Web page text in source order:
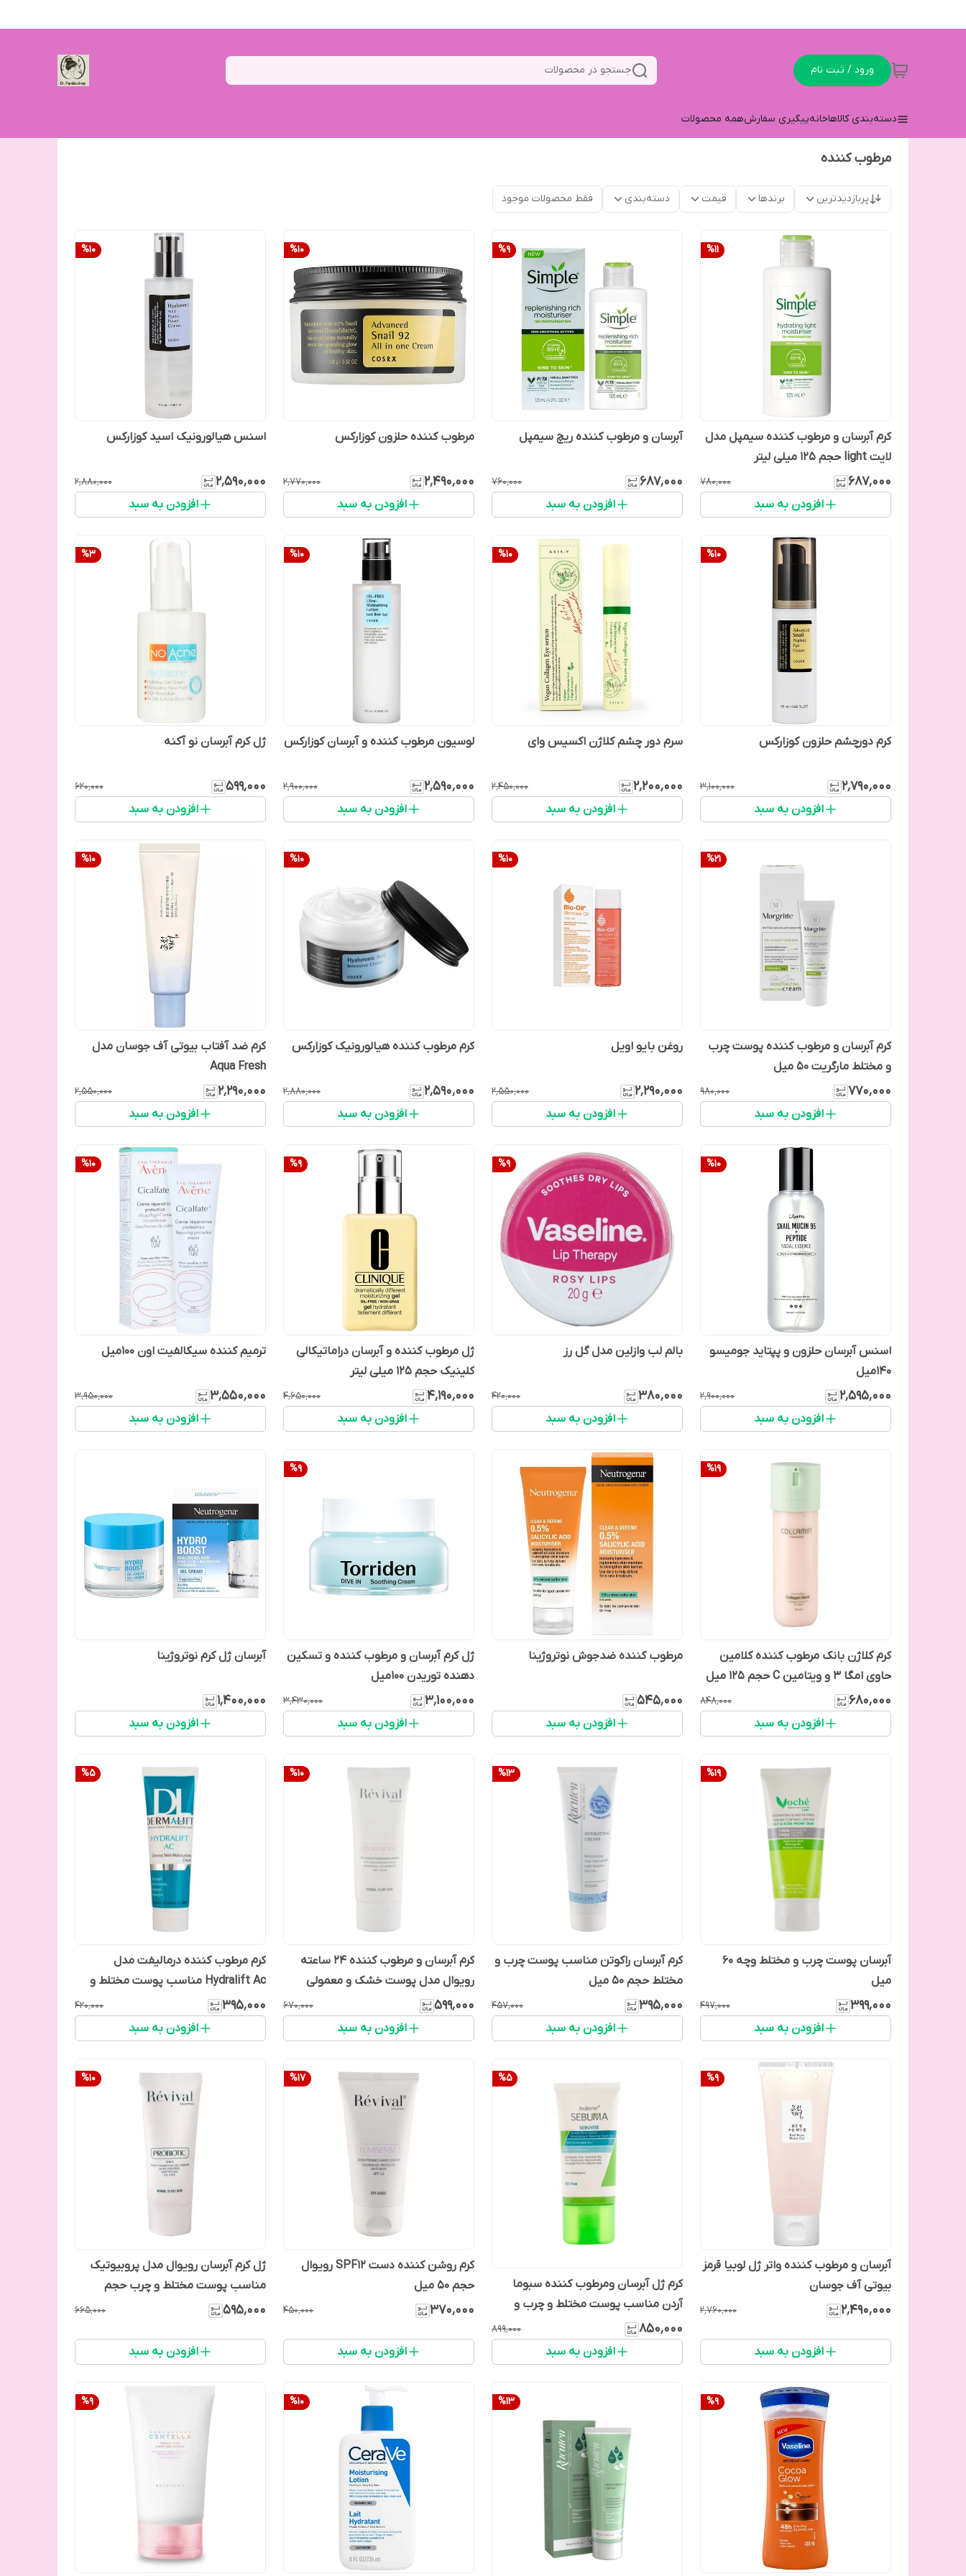
ورود / ثبت نام جستجو در محصولات
دسته‌بندی کالاهاخانهپیگیری سفارشهمه محصولات
مرطوب کننده
پربازدیدترین برندها قیمت دسته‌بندی فقط محصولات موجود
%11
کرم آبرسان و مرطوب کننده سیمپل مدل
لایت light حجم 125 میلی لیتر
۶۸۷٬۰۰۰ ۷۸۰٬۰۰۰
افزودن به سبد
%9
آبرسان و مرطوب کننده ریچ سیمپل
۶۸۷٬۰۰۰ ۷۶۰٬۰۰۰
افزودن به سبد
%10
مرطوب کننده حلزون کوزارکس
۲٬۴۹۰٬۰۰۰ ۲٬۷۷۰٬۰۰۰
افزودن به سبد
%10
اسنس هیالورونیک اسید کوزارکس
۲٬۵۹۰٬۰۰۰ ۲٬۸۸۰٬۰۰۰
افزودن به سبد
%10
کرم دورچشم حلزون کوزارکس
۲٬۷۹۰٬۰۰۰ ۳٬۱۰۰٬۰۰۰
افزودن به سبد
%10
سرم دور چشم کلاژن اکسیس وای
۲٬۲۰۰٬۰۰۰ ۲٬۴۵۰٬۰۰۰
افزودن به سبد
%10
لوسیون مرطوب کننده و آبرسان کوزارکس
۲٬۵۹۰٬۰۰۰ ۲٬۹۰۰٬۰۰۰
افزودن به سبد
%3
ژل کرم آبرسان نو آکنه
۵۹۹٬۰۰۰ ۶۲۰٬۰۰۰
افزودن به سبد
%21
کرم آبرسان و مرطوب کننده پوست چرب
و مختلط مارگریت 50 میل
۷۷۰٬۰۰۰ ۹۸۰٬۰۰۰
افزودن به سبد
%10
روغن بایو اویل
۲٬۲۹۰٬۰۰۰ ۲٬۵۵۰٬۰۰۰
افزودن به سبد
%10
کرم مرطوب کننده هیالورونیک کوزارکس
۲٬۵۹۰٬۰۰۰ ۲٬۸۸۰٬۰۰۰
افزودن به سبد
%10
کرم ضد آفتاب بیوتی آف جوسان مدل
Aqua Fresh
۲٬۲۹۰٬۰۰۰ ۲٬۵۵۰٬۰۰۰
افزودن به سبد
%10
اسنس آبرسان حلزون و پپتاید جومیسو
140میل
۲٬۵۹۵٬۰۰۰ ۲٬۹۰۰٬۰۰۰
افزودن به سبد
%9
بالم لب وازلین مدل گل رز
۳۸۰٬۰۰۰ ۴۲۰٬۰۰۰
افزودن به سبد
%9
ژل مرطوب کننده و آبرسان دراماتیکالی
کلینیک حجم 125 میلی لیتر
۴٬۱۹۰٬۰۰۰ ۴٬۶۵۰٬۰۰۰
افزودن به سبد
%10
ترمیم کننده سیکالفیت اون 100میل
۳٬۵۵۰٬۰۰۰ ۳٬۹۵۰٬۰۰۰
افزودن به سبد
%19
کرم کلاژن بانک مرطوب کننده کلامین
حاوی امگا 3 و ویتامین C حجم 125 میل
۶۸۰٬۰۰۰ ۸۴۸٬۰۰۰
افزودن به سبد
مرطوب کننده ضدجوش نوتروژینا
۵۴۵٬۰۰۰
افزودن به سبد
%9
ژل کرم آبرسان و مرطوب کننده و تسکین
دهنده توریدن 100میل
۳٬۱۰۰٬۰۰۰ ۳٬۴۳۰٬۰۰۰
افزودن به سبد
آبرسان ژل کرم نوتروژینا
۱٬۴۰۰٬۰۰۰
افزودن به سبد
%19
آبرسان پوست چرب و مختلط وچه 60
میل
۳۹۹٬۰۰۰ ۴۹۷٬۰۰۰
افزودن به سبد
%13
کرم آبرسان راکوتن مناسب پوست چرب و
مختلط حجم 50 میل
۳۹۵٬۰۰۰ ۴۵۷٬۰۰۰
افزودن به سبد
%10
کرم آبرسان و مرطوب کننده 24 ساعته
رویوال مدل پوست خشک و معمولی
۵۹۹٬۰۰۰ ۶۷۰٬۰۰۰
افزودن به سبد
%5
کرم مرطوب کننده درمالیفت مدل
Hydralift Ac مناسب پوست مختلط و
چرب حجم 50 میل
۳۹۵٬۰۰۰ ۴۲۰٬۰۰۰
افزودن به سبد
%9
آبرسان و مرطوب کننده واتر ژل لوبیا قرمز
بیوتی آف جوسان
۲٬۴۹۰٬۰۰۰ ۲٬۷۶۰٬۰۰۰
افزودن به سبد
%5
کرم ژل آبرسان ومرطوب کننده سبوما
آردن مناسب پوست مختلط و چرب و
آسیب دیده حجم 40 میل
۸۵۰٬۰۰۰ ۸۹۹٬۰۰۰
افزودن به سبد
%17
کرم روشن کننده دست SPF12 رویوال
حجم 50 میل
۳۷۰٬۰۰۰ ۴۵۰٬۰۰۰
افزودن به سبد
%10
ژل کرم آبرسان رویوال مدل پروبیوتیک
مناسب پوست مختلط و چرب حجم
40میلی لیتر
۵۹۵٬۰۰۰ ۶۶۵٬۰۰۰
افزودن به سبد
%9
%13
%10
%9